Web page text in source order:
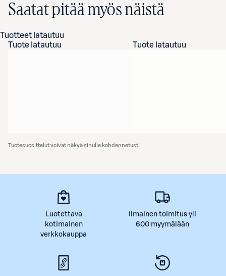
Saatat pitää myös näistä
Tuotteet latautuu
Tuote latautuu
Tuote latautuu
Tuotesuosittelut voivat näkyä sinulle kohdennetusti
Luotettava
kotimainen
verkkokauppa
Ilmainen toimitus yli
600 myymälään